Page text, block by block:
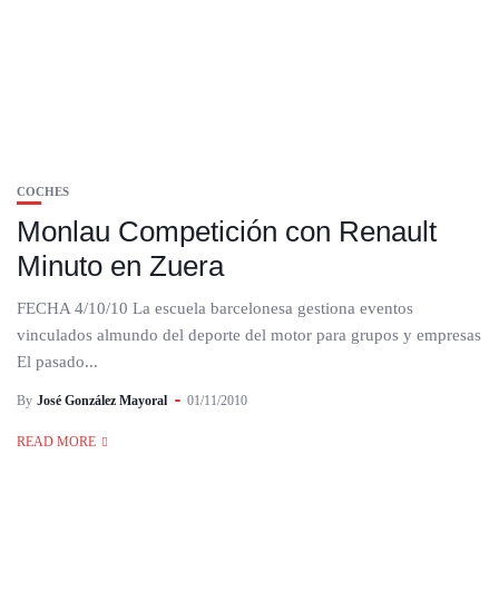
COCHES
Monlau Competición con Renault
Minuto en Zuera
FECHA 4/10/10 La escuela barcelonesa gestiona eventos
vinculados almundo del deporte del motor para grupos y empresas
El pasado...
By José González Mayoral 01/11/2010
READ MORE